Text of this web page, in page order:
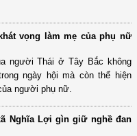
vọng làm mẹ của phụ nữ
người Thái ở Tây Bắc không
ngày hội mà còn thể hiện
người phụ nữ.
Nghĩa Lợi gìn giữ nghề đan